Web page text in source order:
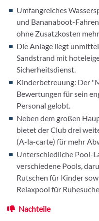
Umfangreiches
und Bananaboot-
ohne Zusatzkosten
Die Anlage liegt
Sandstrand mit
Sicherheitsdienst.
Kinderbetreuung: Der
Bewertungen für sein
Personal gelobt.
Neben dem großen
bietet der Club drei
(A-la-carte) für mehr
Unterschiedliche Pool-
verschiedene Pools,
Rutschen für Kinder
Relaxpool für
Nachteile